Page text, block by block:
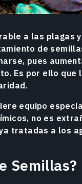
a las plagas
de
pues
Es por ello
equipo
no es
tratadas a los
Semillas?